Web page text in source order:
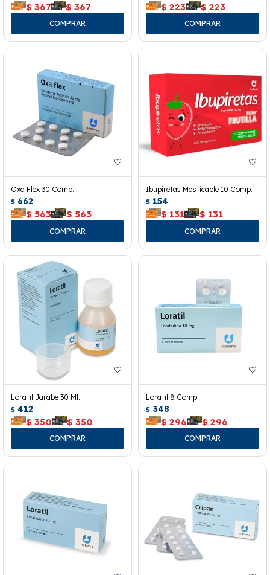
$ 367 $ 367 $ 223 $ 223
Oxa Flex 30 Comp.
$ 662
$ 563 $ 563
Ibupiretas Masticable 10 Comp.
$ 154
$ 131 $ 131
Loratil Jarabe 30 Ml.
$ 412
$ 350 $ 350
Loratil 8 Comp.
$ 348
$ 296 $ 296